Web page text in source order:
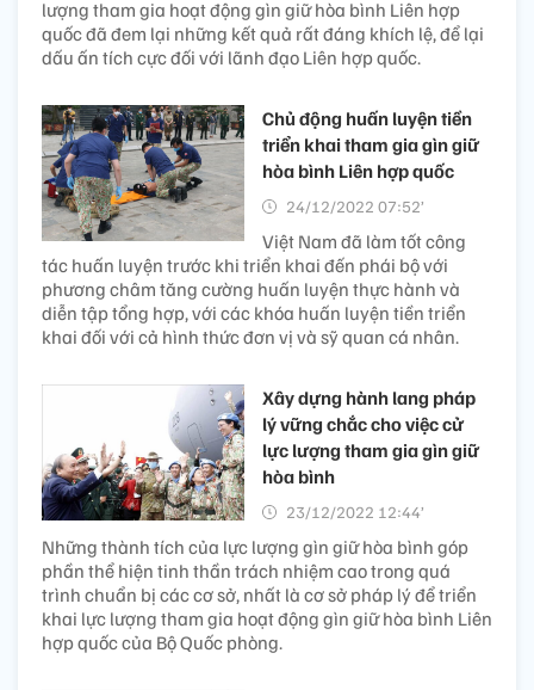
lượng tham gia hoạt động gìn giữ hòa bình Liên hợp
quốc đã đem lại những kết quả rất đáng khích lệ, để lại
dấu ấn tích cực đối với lãnh đạo Liên hợp quốc.
Chủ động huấn luyện tiền
triển khai tham gia gìn giữ
hòa bình Liên hợp quốc
24/12/2022 07:52’
Việt Nam đã làm tốt công
tác huấn luyện trước khi triển khai đến phái bộ với
phương châm tăng cường huấn luyện thực hành và
diễn tập tổng hợp, với các khóa huấn luyện tiền triển
khai đối với cả hình thức đơn vị và sỹ quan cá nhân.
Xây dựng hành lang pháp
lý vững chắc cho việc cử
lực lượng tham gia gìn giữ
hòa bình
23/12/2022 12:44’
Những thành tích của lực lượng gìn giữ hòa bình góp
phần thể hiện tinh thần trách nhiệm cao trong quá
trình chuẩn bị các cơ sở, nhất là cơ sở pháp lý để triển
khai lực lượng tham gia hoạt động gìn giữ hòa bình Liên
hợp quốc của Bộ Quốc phòng.